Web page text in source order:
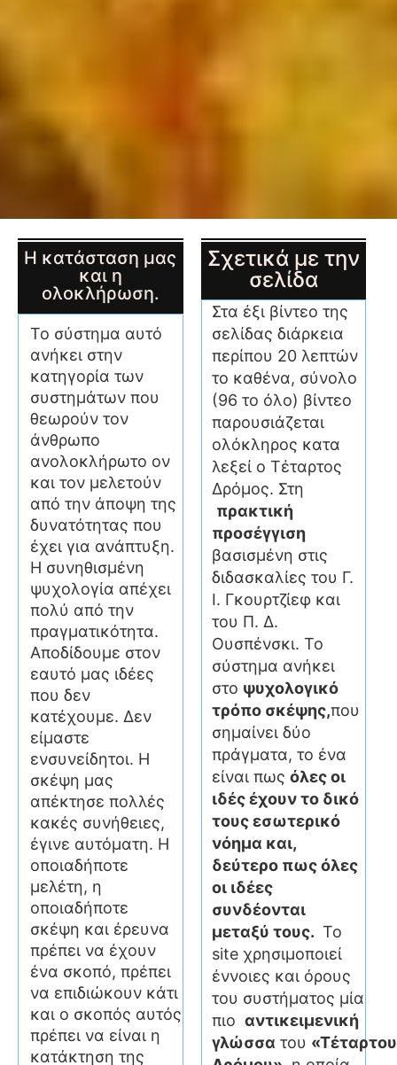
Σχετικά με την
σελίδα
Στα έξι βίντεο της
σελίδας διάρκεια
περίπου 20 λεπτών
το καθένα, σύνολο
(96 το όλο) βίντεο
παρουσιάζεται
ολόκληρος κατα
λεξεί ο Τέταρτος
Δρόμος. Στη
πρακτική
προσέγγιση
βασισμένη στις
διδασκαλίες του Γ.
Ι. Γκουρτζίεφ και
του Π. Δ.
Ουσπένσκι. Το
σύστημα ανήκει
στο ψυχολογικό
τρόπο σκέψης,που
σημαίνει δύο
πράγματα, το ένα
είναι πως όλες οι
ιδές έχουν το δικό
τους εσωτερικό
νόημα και,
δεύτερο πως όλες
οι ιδέες
συνδέονται
μεταξύ τους. Το
site χρησιμοποιεί
έννοιες και όρους
του συστήματος μία
πιο αντικειμενική
γλώσσα του «Τέταρτου
Η κατάσταση μας
και η
ολοκλήρωση.
Το σύστημα αυτό
ανήκει στην
κατηγορία των
συστημάτων που
θεωρούν τον
άνθρωπο
ανολοκλήρωτο ον
και τον μελετούν
από την άποψη της
δυνατότητας που
έχει για ανάπτυξη.
Η συνηθισμένη
ψυχολογία απέχει
πολύ από την
πραγματικότητα.
Αποδίδουμε στον
εαυτό μας ιδέες
που δεν
κατέχουμε. Δεν
είμαστε
ενσυνείδητοι. Η
σκέψη μας
απέκτησε πολλές
κακές συνήθειες,
έγινε αυτόματη. Η
οποιαδήποτε
μελέτη, η
οποιαδήποτε
σκέψη και έρευνα
πρέπει να έχουν
ένα σκοπό, πρέπει
να επιδιώκουν κάτι
και ο σκοπός αυτός
πρέπει να είναι η
κατάκτηση της